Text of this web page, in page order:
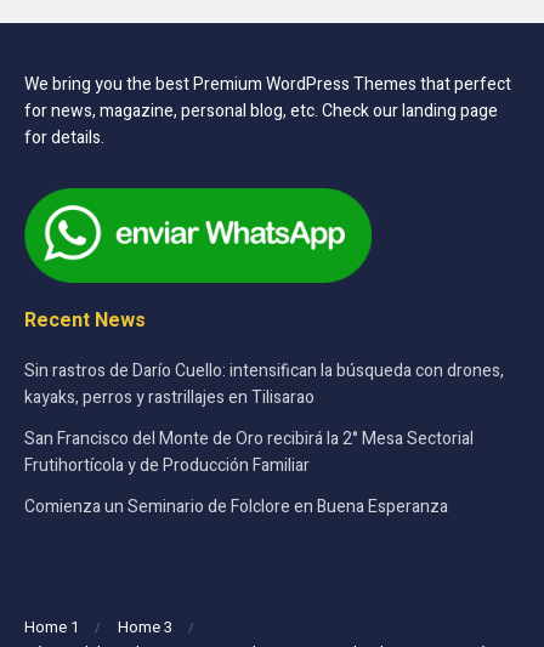
We bring you the best Premium WordPress Themes that perfect
for news, magazine, personal blog, etc. Check our landing page
for details.
Recent News
Sin rastros de Darío Cuello: intensifican la búsqueda con drones,
kayaks, perros y rastrillajes en Tilisarao
San Francisco del Monte de Oro recibirá la 2° Mesa Sectorial
Frutihortícola y de Producción Familiar
Comienza un Seminario de Folclore en Buena Esperanza
Home 1
Home 3